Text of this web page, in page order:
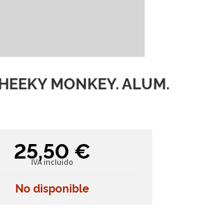
MONKEY. ALUM.
25,50 €
IVA incluido
No disponible